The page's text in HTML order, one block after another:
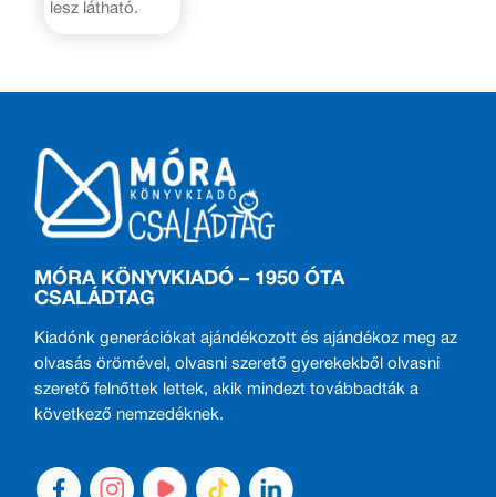
lesz látható.
MÓRA KÖNYVKIADÓ – 1950 ÓTA
CSALÁDTAG
Kiadónk generációkat ajándékozott és ajándékoz meg az
olvasás örömével, olvasni szerető gyerekekből olvasni
szerető felnőttek lettek, akik mindezt továbbadták a
következő nemzedéknek.